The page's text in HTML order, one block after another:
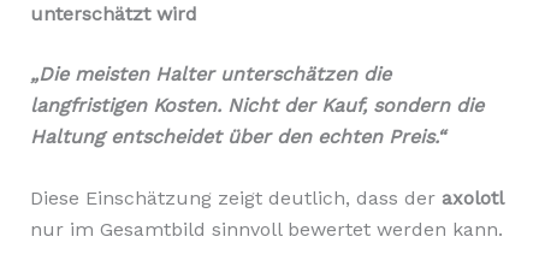
unterschätzt wird
„Die meisten Halter unterschätzen die
langfristigen Kosten. Nicht der Kauf, sondern die
Haltung entscheidet über den echten Preis.“
Diese Einschätzung zeigt deutlich, dass der axolotl
nur im Gesamtbild sinnvoll bewertet werden kann.